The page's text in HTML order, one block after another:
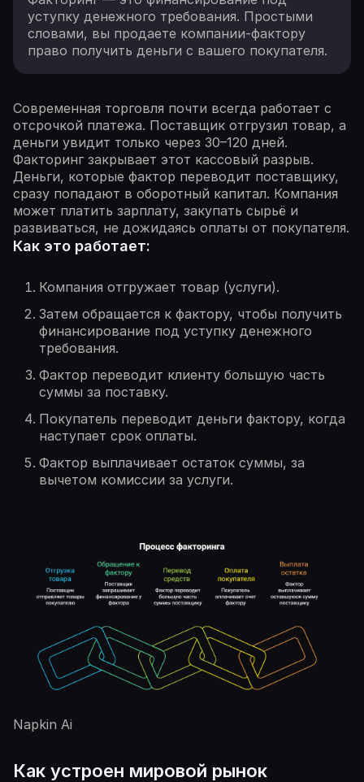
уступку денежного требования. Простыми
словами, вы продаете компании-фактору
право получить деньги с вашего покупателя.
Современная торговля почти всегда работает с
отсрочкой платежа. Поставщик отгрузил товар, а
деньги увидит только через 30–120 дней.
Факторинг закрывает этот кассовый разрыв.
Деньги, которые фактор переводит поставщику,
сразу попадают в оборотный капитал. Компания
может платить зарплату, закупать сырьё и
развиваться, не дожидаясь оплаты от покупателя.
Как это работает:
Компания отгружает товар (услуги).
Затем обращается к фактору, чтобы получить
финансирование под уступку денежного
требования.
Фактор переводит клиенту большую часть
суммы за поставку.
Покупатель переводит деньги фактору, когда
наступает срок оплаты.
Фактор выплачивает остаток суммы, за
вычетом комиссии за услуги.
Napkin Ai
Как устроен мировой рынок